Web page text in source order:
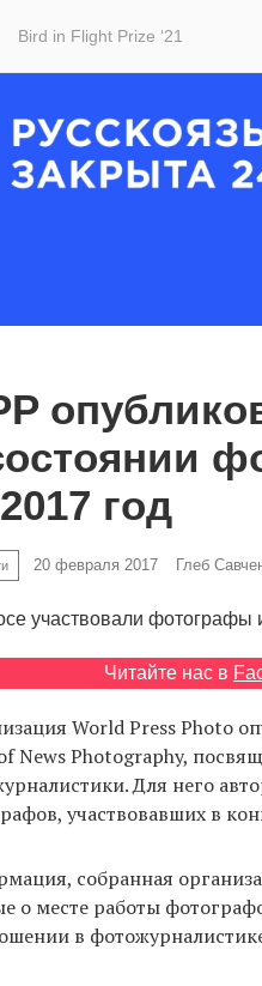
Bird in Flight Prize ‘21
год
20 февраля 2017 Глеб
участвовали фотографы
Читайте нас в
World Press Photo
News Photography,
Для него
участвовавших в
собранная
о месте работы
в